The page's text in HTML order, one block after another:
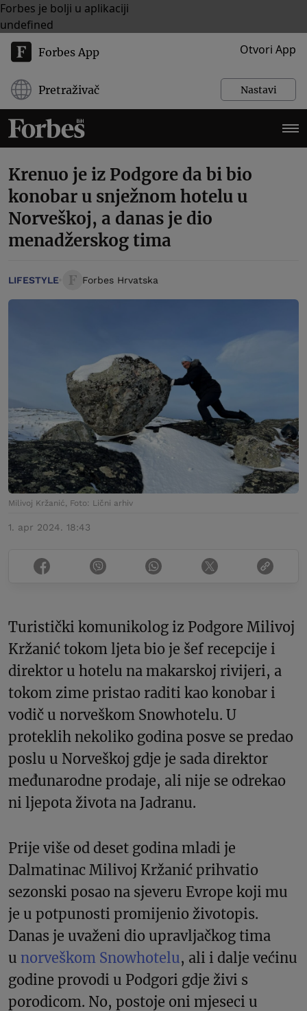
Forbes je bolji u aplikaciji
undefined
Forbes App Otvori App
Pretraživač Nastavi
Krenuo je iz Podgore da bi bio
konobar u snježnom hotelu u
Norveškoj, a danas je dio
menadžerskog tima
LIFESTYLE Forbes Hrvatska
Milivoj Kržanić, Foto: Lični arhiv
1. apr 2024. 18:43
Turistički komunikolog iz Podgore Milivoj
Kržanić tokom ljeta bio je šef recepcije i
direktor u hotelu na makarskoj rivijeri, a
tokom zime pristao raditi kao konobar i
vodič u norveškom Snowhotelu. U
proteklih nekoliko godina posve se predao
poslu u Norveškoj gdje je sada direktor
međunarodne prodaje, ali nije se odrekao
ni ljepota života na Jadranu.
Prije više od deset godina mladi je
Dalmatinac Milivoj Kržanić prihvatio
sezonski posao na sjeveru Evrope koji mu
je u potpunosti promijenio životopis.
Danas je uvaženi dio upravljačkog tima
u norveškom Snowhotelu, ali i dalje većinu
godine provodi u Podgori gdje živi s
porodicom. No, postoje oni mjeseci u